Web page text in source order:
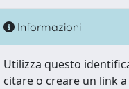
Informazioni
Utilizza questo
citare o creare un link